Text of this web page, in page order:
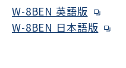
W-8BEN 英語版
W-8BEN 日本語版